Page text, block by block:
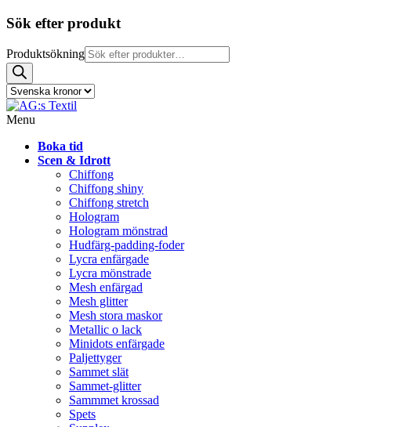
Sök efter produkt
Produktsökning
Menu
Boka tid
Scen & Idrott
Chiffong
Chiffong shiny
Chiffong stretch
Hologram
Hologram mönstrad
Hudfärg-padding-foder
Lycra enfärgade
Lycra mönstrade
Mesh enfärgad
Mesh glitter
Mesh stora maskor
Metallic o lack
Minidots enfärgade
Paljettyger
Sammet slät
Sammet-glitter
Sammmet krossad
Spets